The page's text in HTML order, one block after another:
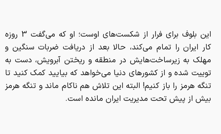
این بلوف برای فرار از شکست‌های اوست؛ او که می‌گفت 3 روزه
کار ایران را تمام می‌کند، حالا بعد از دریافت ضربات سنگین و
مهلک به زیرساخت‌هایش در منطقه و ریختن آبرویش، دست به
توییت شده و از کشورهای دنیا می‌خواهد که بیایید کمک کنید تا
تنگه هرمز را باز کنیم! البته این تلاش هم ناکام ماند و تنگه هرمز
بیش از پیش تحت مدیریت ایران مانده است.